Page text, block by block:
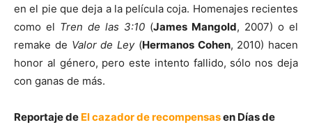
en el pie que deja a la película coja. Homenajes recientes
como el Tren de las 3:10 (James Mangold, 2007) o el
remake de Valor de Ley(Hermanos Cohen, 2010) hacen
honor al género, pero este intento fallido, sólo nos deja
con ganas de más.
Reportaje de El cazador de recompensasen Días de